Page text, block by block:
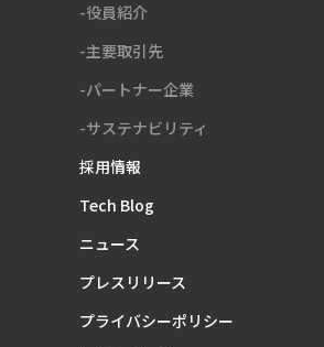
-役員紹介
-主要取引先
-パートナー企業
-サステナビリティ
採用情報
Tech Blog
ニュース
プレスリリース
プライバシーポリシー